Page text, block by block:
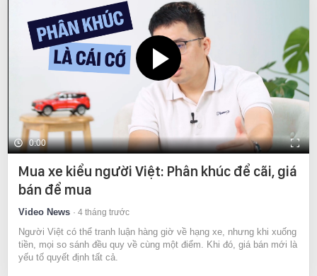
0:00
Mua xe kiểu người Việt: Phân khúc để cãi, giá
bán để mua
Video News 4 tháng trước
Người Việt có thể tranh luận hàng giờ về hạng xe, nhưng khi xuống
tiền, mọi so sánh đều quy về cùng một điểm. Khi đó, giá bán mới là
yếu tố quyết định tất cả.